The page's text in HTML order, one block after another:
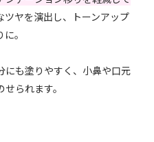
ツヤを演出し、トーンアップ
。
にも塗りやすく、小鼻や口元
られます。